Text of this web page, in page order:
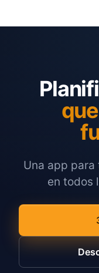
Una app
en todos